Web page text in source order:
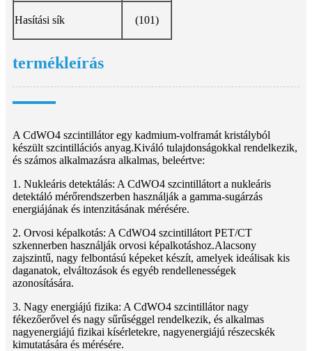
Hasítási sík (101)
termékleírás
A CdWO4 szcintillátor egy kadmium-volframát kristályból
készült szcintillációs anyag.Kiváló tulajdonságokkal rendelkezik,
és számos alkalmazásra alkalmas, beleértve:
1. Nukleáris detektálás: A CdWO4 szcintillátort a nukleáris
detektáló mérőrendszerben használják a gamma-sugárzás
energiájának és intenzitásának mérésére.
2. Orvosi képalkotás: A CdWO4 szcintillátort PET/CT
szkennerben használják orvosi képalkotáshoz.Alacsony
zajszintű, nagy felbontású képeket készít, amelyek ideálisak kis
daganatok, elváltozások és egyéb rendellenességek
azonosítására.
3. Nagy energiájú fizika: A CdWO4 szcintillátor nagy
fékezőerővel és nagy sűrűséggel rendelkezik, és alkalmas
nagyenergiájú fizikai kísérletekre, nagyenergiájú részecskék
kimutatására és mérésére.